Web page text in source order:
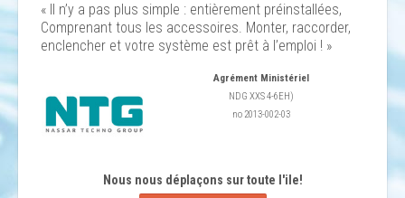
« Il n’y a pas plus simple : entièrement préinstallées,
Comprenant tous les accessoires. Monter, raccorder,
enclencher et votre système est prêt à l’emploi ! »
Agrément Ministériel
NDG XXS 4-6EH)
no 2013-002-03
Nous nous déplaçons sur toute l'ile!